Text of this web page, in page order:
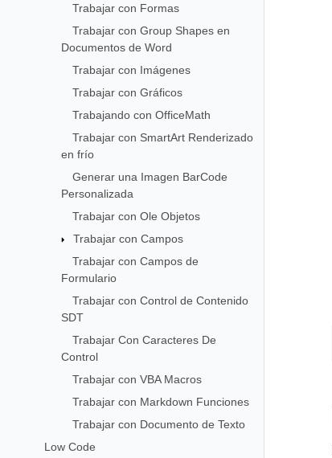
Trabajar con Formas
Trabajar con Group Shapes en
Documentos de Word
Trabajar con Imágenes
Trabajar con Gráficos
Trabajando con OfficeMath
Trabajar con SmartArt Renderizado
en frío
Generar una Imagen BarCode
Personalizada
Trabajar con Ole Objetos
Trabajar con Campos
Trabajar con Campos de
Formulario
Trabajar con Control de Contenido
SDT
Trabajar Con Caracteres De
Control
Trabajar con VBA Macros
Trabajar con Markdown Funciones
Trabajar con Documento de Texto
Low Code